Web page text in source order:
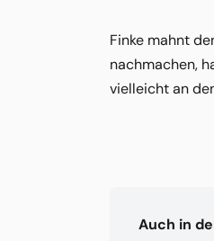
Finke mahnt
nachmachen,
vielleicht an
Auch in